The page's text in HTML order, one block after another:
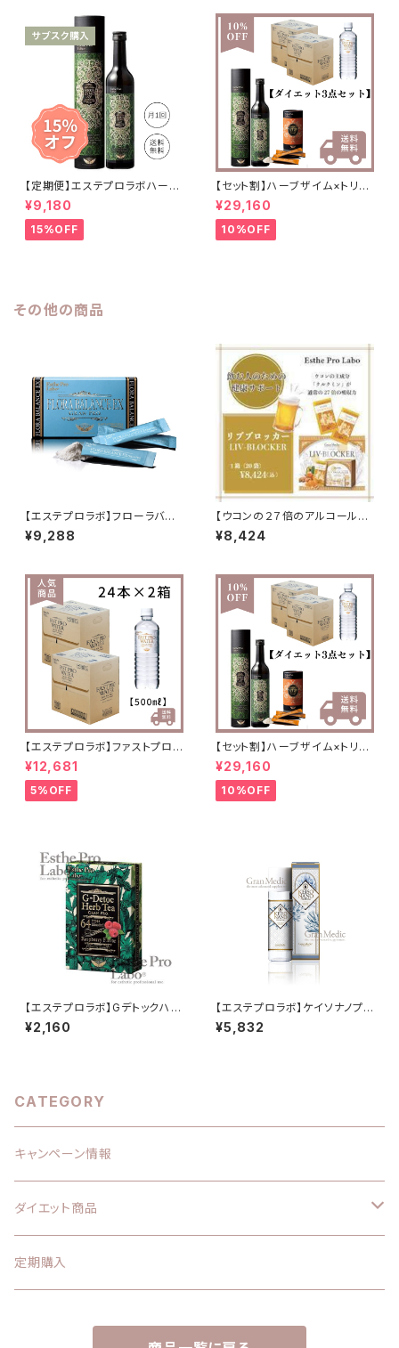
【定期便】エステプロラボハーブ
ザイム(酵素)/3ヶ月コース
¥9,180
15%OFF
【セット割】ハーブザイム×トリプ
ルカッター×ファストプロウォー
ター
¥29,160
10%OFF
その他の商品
【エステプロラボ】フローラバラ
ンス
¥9,288
【ウコンの２７倍のアルコール分
解力】リブブロッカー1箱２０袋
【エステプロラボ】
¥8,424
【エステプロラボ】ファストプロウ
ォーター 500ml(24本セット)
×2箱 送料無料
¥12,681
5%OFF
【セット割】ハーブザイム×トリプ
ルカッター×ファストプロウォー
ター
¥29,160
10%OFF
【エステプロラボ】Gデトックハー
ブティー10個入り(ベリー味) 排
便効果◎
¥2,160
【エステプロラボ】ケイソナノプレ
ミアム
¥5,832
CATEGORY
キャンペーン情報
ダイエット商品
エステプロラボ
定期購入